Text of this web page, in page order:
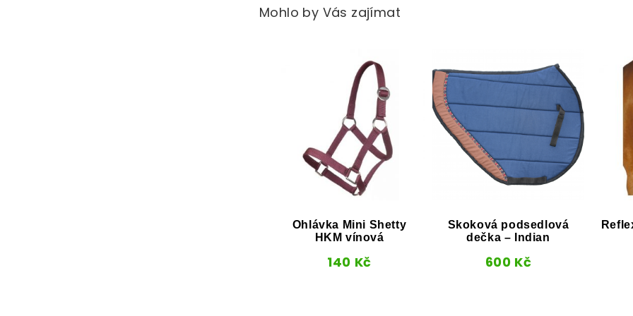
Mohlo by Vás zajímat
Ohlávka Mini Shetty
HKM vínová
140 Kč
Skoková podsedlová
dečka – Indian
600 Kč